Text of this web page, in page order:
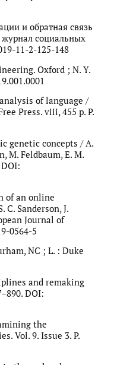
и обратная связь
социальных
11-2-125-148
Oxford ; N. Y.
of language /
Press. viii, 455 p. P.
genetic concepts / A.
M. Feldbaum, E. M.
of an online
Sanderson, J.
Journal of
0564-5
NC ; L. : Duke
and remaking
DOI:
the
Vol. 9. Issue 3. P.